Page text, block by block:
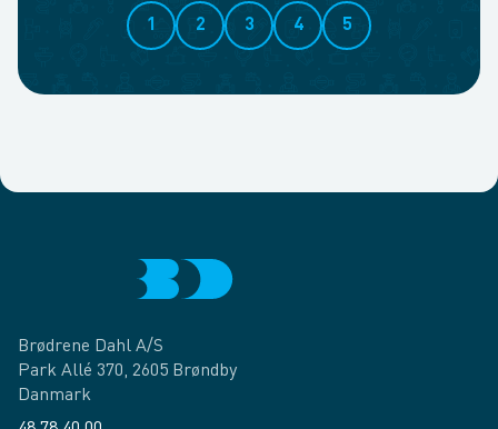
1 2 3 4 5
Brødrene Dahl A/S
Park Allé 370, 2605 Brøndby
Danmark